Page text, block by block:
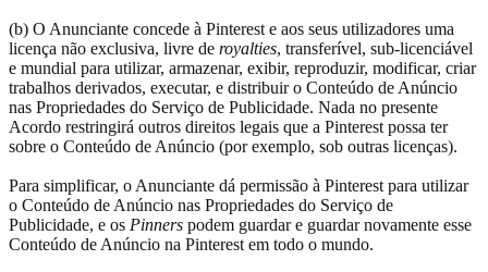
(b) O Anunciante concede à Pinterest e aos seus utilizadores uma
licença não exclusiva, livre de royalties, transferível, sub-licenciável
e mundial para utilizar, armazenar, exibir, reproduzir, modificar, criar
trabalhos derivados, executar, e distribuir o Conteúdo de Anúncio
nas Propriedades do Serviço de Publicidade. Nada no presente
Acordo restringirá outros direitos legais que a Pinterest possa ter
sobre o Conteúdo de Anúncio (por exemplo, sob outras licenças).
Para simplificar, o Anunciante dá permissão à Pinterest para utilizar
o Conteúdo de Anúncio nas Propriedades do Serviço de
Publicidade, e os Pinners podem guardar e guardar novamente esse
Conteúdo de Anúncio na Pinterest em todo o mundo.